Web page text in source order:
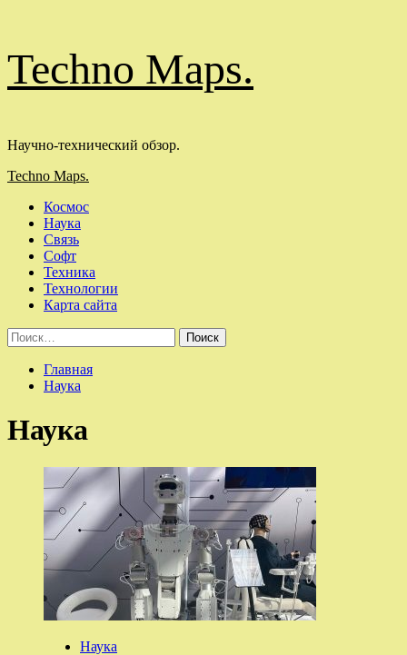
к
содержимому
Techno Maps.
Научно-технический обзор.
Основное
Techno Maps.
Космос
Наука
Связь
Софт
Техника
Технологии
Карта сайта
Найти:
Главная
Наука
Наука
Наука